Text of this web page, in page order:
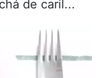
de caril...